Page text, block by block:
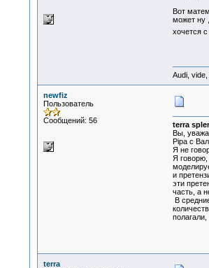
Вот
может ну
хочется
Audi,
newfiz
Пользователь
Сообщений: 56
terra
Вы,
Pipa с
Я не
Я говорю,
и
эти
часть, а
В
terra